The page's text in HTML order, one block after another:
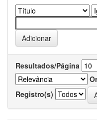
Resultados/Página
Registro(s)